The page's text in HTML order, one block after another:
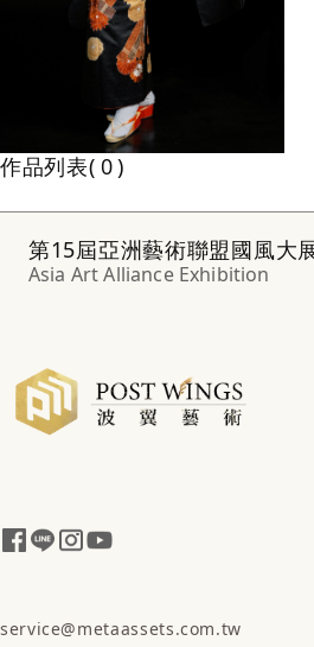
作品列表 0
第15屆亞洲藝術聯盟國風大
Asia Art Alliance Exhibition
service@metaassets.com.tw